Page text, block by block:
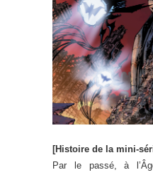
[Histoire de la mini-
Par le passé, à